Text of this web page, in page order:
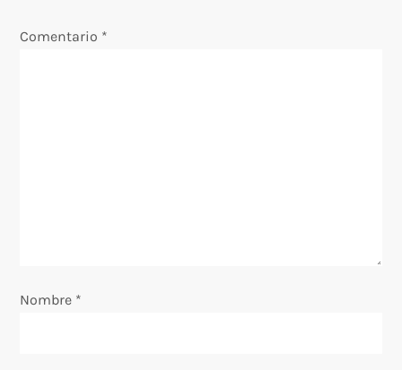
n
Comentario *
Nombre *